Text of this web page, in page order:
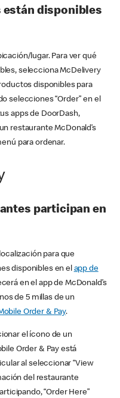
están disponibles
lugar. Para ver qué
selecciona McDelivery
disponibles para
selecciones “Order” en el
apps de DoorDash,
restaurante McDonald’s
para ordenar.
participan en
para que
disponibles en el app de
en el app de McDonald’s
de 5 millas de un
Order & Pay.
el ícono de un
Order & Pay está
al seleccionar “View
del restaurante
“Order Here”